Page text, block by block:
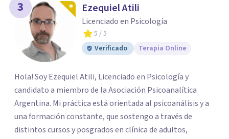
3 Ezequiel Atili
Licenciado en Psicología
5 / 5
Verificado
Terapia Online
Hola! Soy Ezequiel Atili, Licenciado en Psicología y
candidato a miembro de la Asociación Psicoanalítica
Argentina. Mi práctica está orientada al psicoanálisis y a
una formación constante, que sostengo a través de
distintos cursos y posgrados en clínica de adultos,